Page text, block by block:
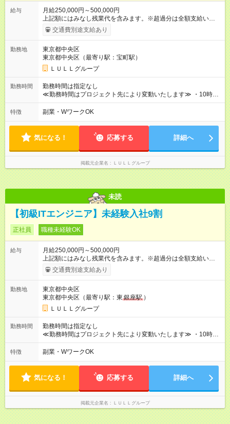
給与
月給250,000円～500,000円
上記額にはみなし残業代を含みます。※超過分は全額支給いたし
ます。 みなし残業代 21,675円／月 みなし残業時間 12時間／月 -
------------------------------------------------------- ≪経験者の方は以下と
万円～＋業績賞与＋交通費＋各種手当 ※固定残業代（30時間/6
万6，610円分）を含む。超過分は追加支給いたします 能力やス
キルを考慮し初任給を決定。経験者の方は前給考慮も可能で
す！ ◎昇給年1回（研修終了後） ◎賞与年2回（2月・8月）＋業
績賞与あり ◤スキルアップも、収入アップも。◢ 入社後の成長
や頑張りは、しっかり給与で還元しています。 実際にほぼ全員
上アップした社員も。 エンジニアへの還元率は業界高水準の
87％。 スキルを磨いた分だけ、収入アップも目指せる環境で
す！ 【試用期間】試用期間あり 試用期間の長さ：6ヶ月 ※ 雇用
形態と給与に、本採用時と異なる部分があります。 雇用形態：
中途採用（契約社員） 給与：月給 230,000円以上 上記額にはみ
なし残業代を含みます。※超過分は全額支給いたします。 みな
別途支給いたします ※研修期間中（最大12ヶ月間）も、試用期
交通費別途支給あり
勤務地
東京都中央区
東京都中央区（最寄り駅：宝町駅）
ＬＵＬＬグループ
勤務時間
勤務時間は指定なし
≪勤務時間はプロジェクト先により変動いたします≫ ・10時00
分～19時00分（休憩1時間） ・9時00分～18時00分（休憩1時
間） ＼平日夜も、ちゃんと「自分時間」がつくれます／ 残業は
やサウナなど、 趣味の時間を楽しむ社員も多くいます◎
特徴 副業・WワークOK
気になる！ 応募する 詳細へ
掲載元企業名 ＬＵＬＬグループ
未読
【初級ITエンジニア】未経験入社9割
正社員 職種未経験OK
給与
月給250,000円～500,000円
上記額にはみなし残業代を含みます。※超過分は全額支給いたし
ます。 みなし残業代 21,675円／月 みなし残業時間 12時間／月 -
------------------------------------------------------- ≪経験者の方は以下と
万円～＋業績賞与＋交通費＋各種手当 ※固定残業代（30時間/6
万6，610円分）を含む。超過分は追加支給いたします 能力やス
キルを考慮し初任給を決定。経験者の方は前給考慮も可能で
す！ ◎昇給年1回（研修終了後） ◎賞与年2回（2月・8月）＋業
績賞与あり ◤スキルアップも、収入アップも。◢ 入社後の成長
や頑張りは、しっかり給与で還元しています。 実際にほぼ全員
上アップした社員も。 エンジニアへの還元率は業界高水準の
87％。 スキルを磨いた分だけ、収入アップも目指せる環境で
す！ 【試用期間】試用期間あり 試用期間の長さ：6ヶ月 ※ 雇用
形態と給与に、本採用時と異なる部分があります。 雇用形態：
中途採用（契約社員） 給与：月給 230,000円以上 上記額にはみ
なし残業代を含みます。※超過分は全額支給いたします。 みな
別途支給いたします ※研修期間中（最大12ヶ月間）も、試用期
交通費別途支給あり
勤務地
東京都中央区
東京都中央区（最寄り駅：東 銀座駅 ）
ＬＵＬＬグループ
勤務時間
勤務時間は指定なし
≪勤務時間はプロジェクト先により変動いたします≫ ・10時00
分～19時00分（休憩1時間） ・9時00分～18時00分（休憩1時
間） ＼平日夜も、ちゃんと「自分時間」がつくれます／ 残業は
やサウナなど、 趣味の時間を楽しむ社員も多くいます◎
特徴 副業・WワークOK
気になる！ 応募する 詳細へ
掲載元企業名 ＬＵＬＬグループ